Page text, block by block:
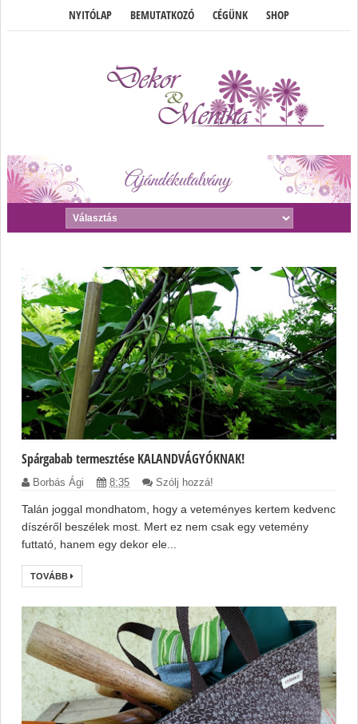
NYITÓLAP BEMUTATKOZÓ CÉGÜNK SHOP
Spárgabab termesztése KALANDVÁGYÓKNAK!
Borbás Ági 8:35 Szólj hozzá!
Talán joggal mondhatom, hogy a veteményes kertem kedvenc
díszéről beszélek most. Mert ez nem csak egy vetemény
futtató, hanem egy dekor ele...
TOVÁBB